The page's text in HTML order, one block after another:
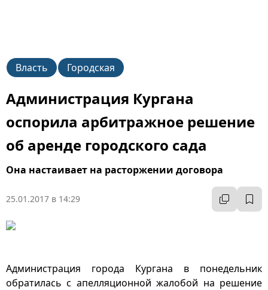
Власть Городская
Администрация Кургана
оспорила арбитражное решение
об аренде городского сада
Она настаивает на расторжении договора
25.01.2017 в 14:29
Администрация города Кургана в понедельник
обратилась с апелляционной жалобой на решение